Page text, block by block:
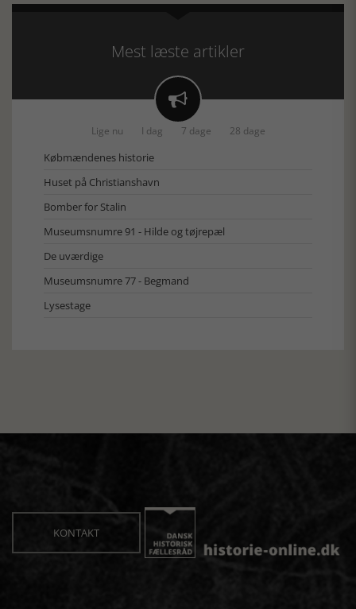
Mest læste artikler

Lige nu I dag 7 dage 28 dage
Købmændenes historie
Huset på Christianshavn
Bomber for Stalin
Museumsnumre 91 - Hilde og tøjrepæl
De uværdige
Museumsnumre 77 - Begmand
Lysestage
KONTAKT